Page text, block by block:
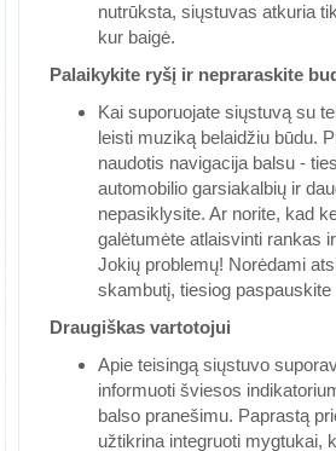
nutrūksta, siųstuvas atkuria
kur baigė.
Palaikykite ryšį ir nepraraskite
Kai suporuojate siųstuvą su
leisti muziką belaidžiu būdu.
naudotis navigacija balsu -
automobilio garsiakalbių ir
nepasiklysite. Ar norite, kad
galėtumėte atlaisvinti rankas
Jokių problemų! Norėdami
skambutį, tiesiog paspauskite
Draugiškas vartotojui
Apie teisingą siųstuvo
informuoti šviesos
balso pranešimu. Paprastą
užtikrina integruoti mygtukai,